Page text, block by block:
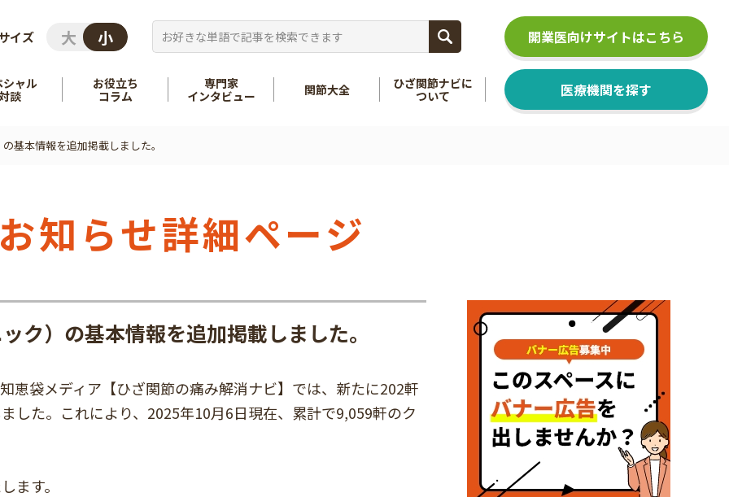
イズ
シャル
談
お役立ち
コラム
専門家
インタビュー
関節大全
ひざ関節ナビに
ついて
医療機関を探す
開業医向けサイトはこちら
基本情報を追加掲載しました。
知らせ詳細ページ
ク）の基本情報を追加掲載しました。
恵袋メディア【ひざ関節の痛み解消ナビ】では、新たに202軒
した。これにより、2025年10月6日現在、累計で9,059軒のク
ます。